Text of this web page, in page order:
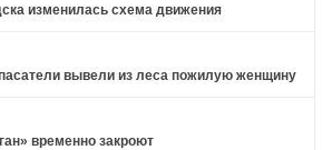
изменилась схема движения
вывели из леса пожилую женщину
временно закроют